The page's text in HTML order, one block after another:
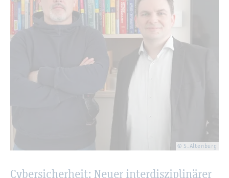
© S.​Altenburg
Cy­ber­si­cher­heit: Neuer in­ter­dis­zi­pli­nä­rer